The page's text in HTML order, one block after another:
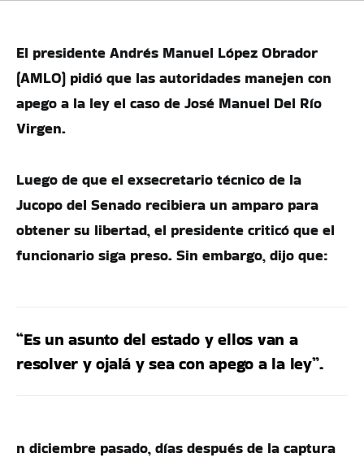
El presidente Andrés Manuel López Obrador
(AMLO) pidió que las autoridades manejen con
apego a la ley el caso de José Manuel Del Río
Virgen.
Luego de que el exsecretario técnico de la
Jucopo del Senado recibiera un amparo para
obtener su libertad, el presidente criticó que el
funcionario siga preso. Sin embargo, dijo que:
“Es un asunto del estado y ellos van a
resolver y ojalá y sea con apego a la ley”.
n diciembre pasado, días después de la captura